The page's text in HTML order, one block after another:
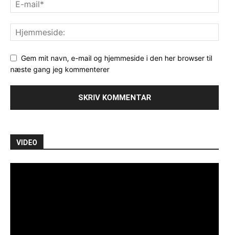
Gem mit navn, e-mail og hjemmeside i den her browser til
næste gang jeg kommenterer
VIDEO